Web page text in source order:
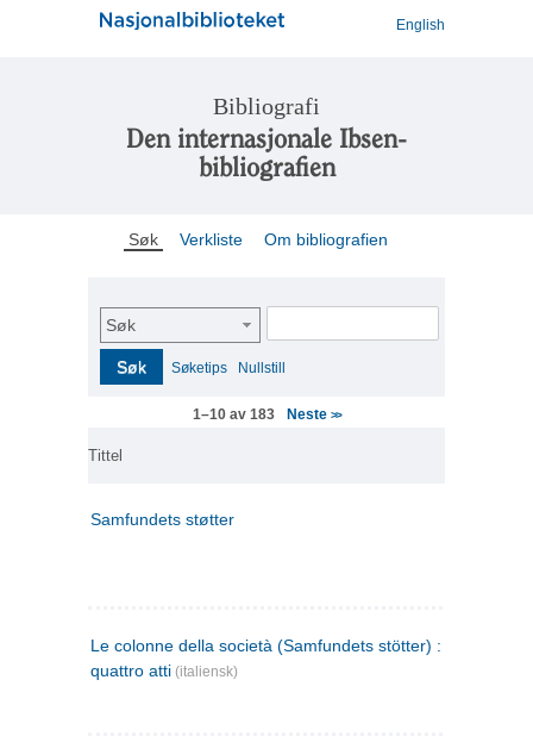
English
Bibliografi
Den internasjonale Ibsen-
bibliografien
Søk Verkliste Om bibliografien
Søk
Søk Søketips Nullstill
1–10 av 183 Neste >>
Tittel
Samfundets støtter
Le colonne della società (Samfundets stötter) : commedia
quattro atti (italiensk)